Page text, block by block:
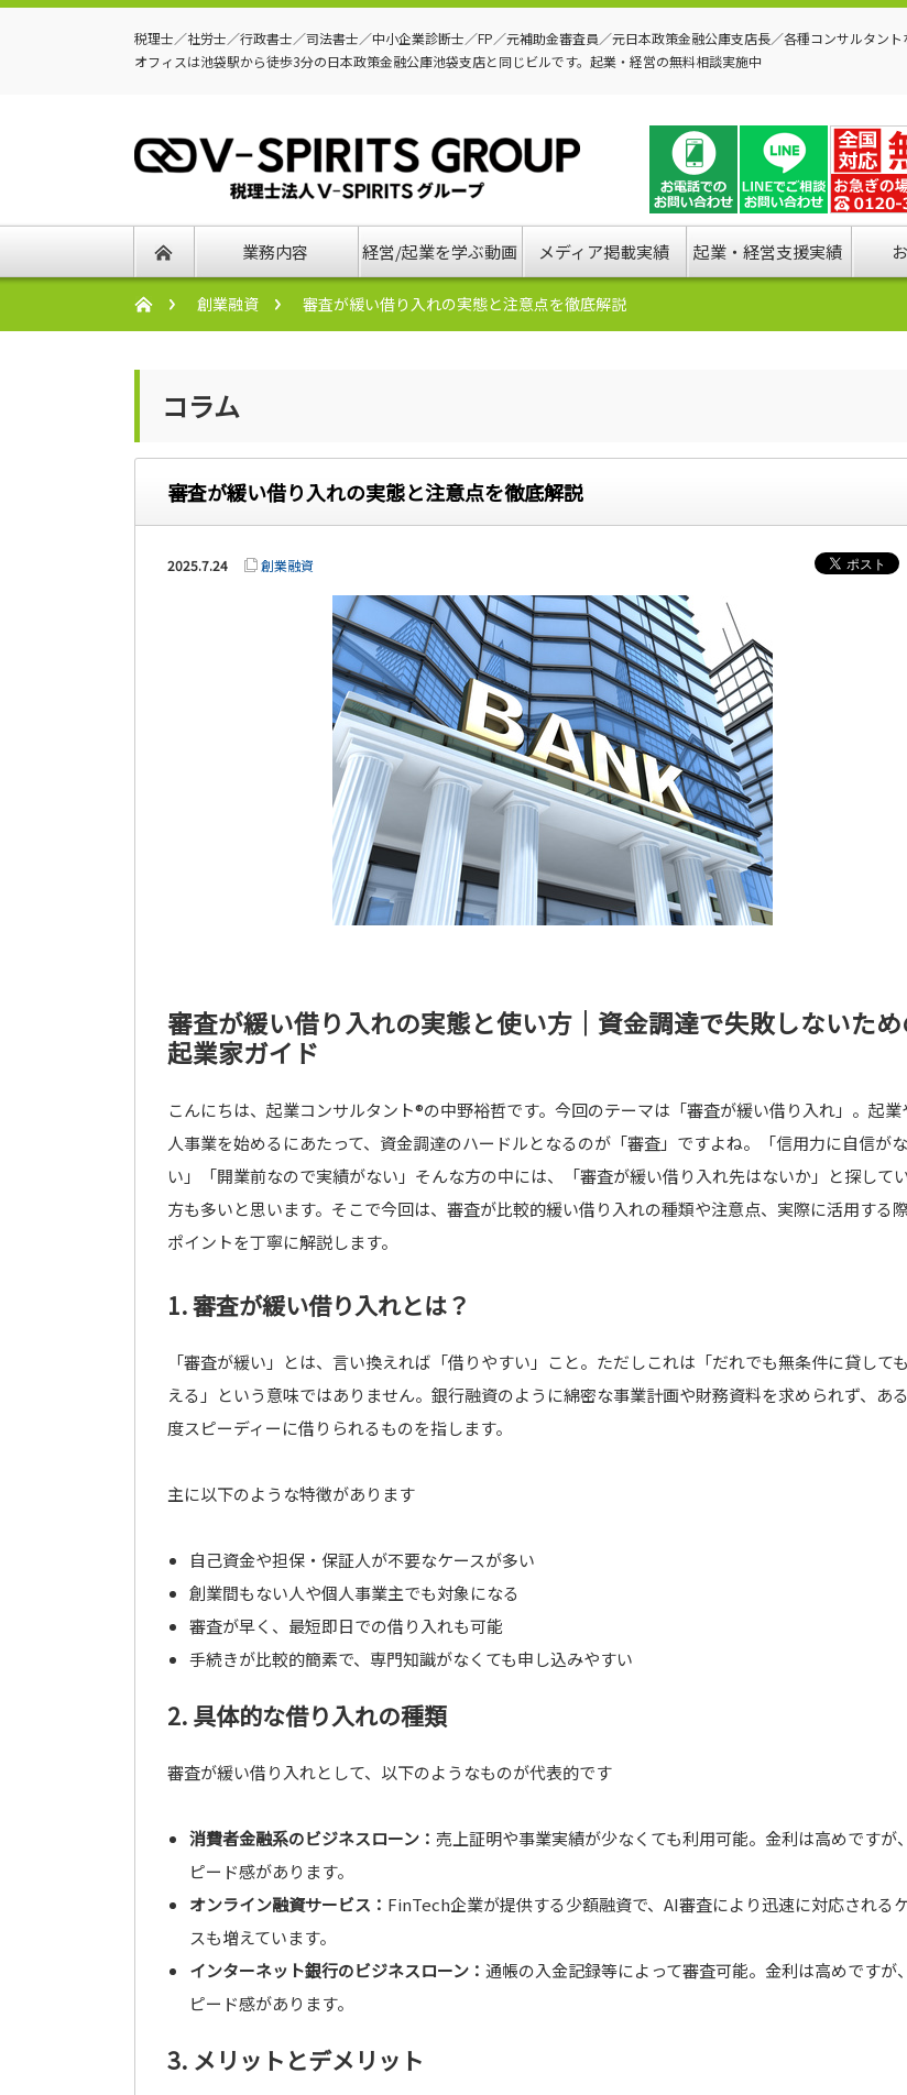
税理士／社労士／行政書士／司法書士／中小企業診断士／FP／元補助金審査員／元日本政策金融公庫支店長／各種コンサルタン
オフィスは池袋駅から徒歩3分の日本政策金融公庫池袋支店と同じビルです。起業・経営の無料相談実施中
業務内容 経営/起業を学ぶ動画 メディア掲載実績 起業・経営支援実績
創業融資 審査が緩い借り入れの実態と注意点を徹底解説
コラム
審査が緩い借り入れの実態と注意点を徹底解説
2025.7.24 創業融資
審査が緩い借り入れの実態と使い方｜資金調達で失敗しないた
起業家ガイド
こんにちは、起業コンサルタント®の中野裕哲です。今回のテーマは「審査が緩い借り入れ」。起業
人事業を始めるにあたって、資金調達のハードルとなるのが「審査」ですよね。「信用力に自信がな
い」「開業前なので実績がない」そんな方の中には、「審査が緩い借り入れ先はないか」と探して
方も多いと思います。そこで今回は、審査が比較的緩い借り入れの種類や注意点、実際に活用する
ポイントを丁寧に解説します。
1. 審査が緩い借り入れとは？
「審査が緩い」とは、言い換えれば「借りやすい」こと。ただしこれは「だれでも無条件に貸して
える」という意味ではありません。銀行融資のように綿密な事業計画や財務資料を求められず、あ
度スピーディーに借りられるものを指します。
主に以下のような特徴があります
自己資金や担保・保証人が不要なケースが多い
創業間もない人や個人事業主でも対象になる
審査が早く、最短即日での借り入れも可能
手続きが比較的簡素で、専門知識がなくても申し込みやすい
2. 具体的な借り入れの種類
審査が緩い借り入れとして、以下のようなものが代表的です
消費者金融系のビジネスローン： 売上証明や事業実績が少なくても利用可能。金利は高めですが
ピード感があります。
オンライン融資サービス： FinTech企業が提供する少額融資で、AI審査により迅速に対応される
スも増えています。
インターネット銀行のビジネスローン： 通帳の入金記録等によって審査可能。金利は高めですが
ピード感があります。
3. メリットとデメリット